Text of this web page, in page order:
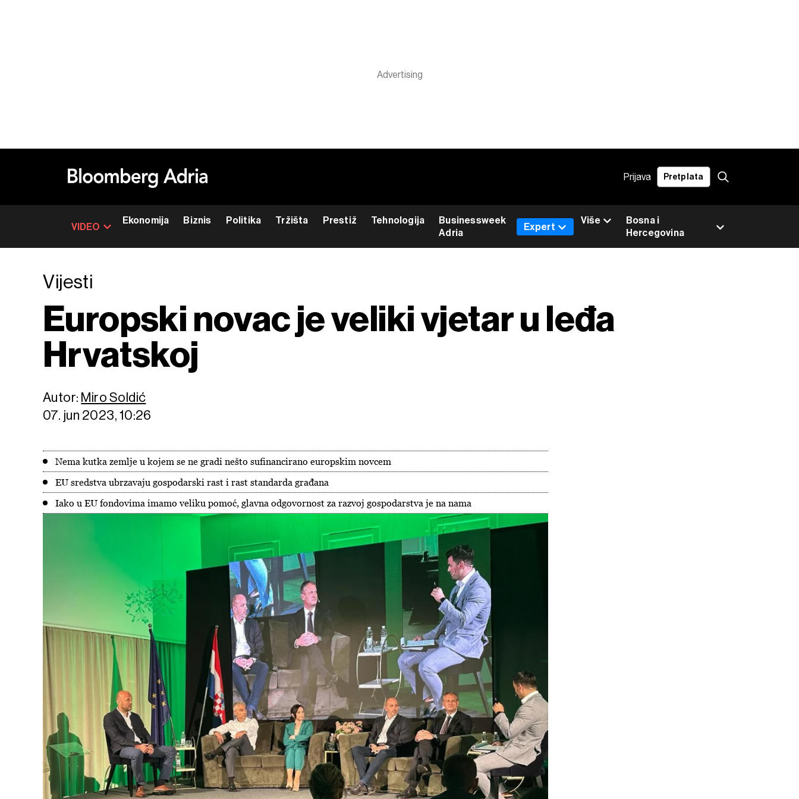
Prijava Pretplata
VIDEO
Ekonomija Biznis Politika Tržišta Prestiž Tehnologija
Businessweek
Adria
Bosna i
Hercegovina
Expert
Više
Vijesti
Europski novac je veliki vjetar u leđa
Hrvatskoj
Autor: Miro Soldić
07. jun 2023, 10:26
Nema kutka zemlje u kojem se ne gradi nešto sufinancirano europskim novcem
EU sredstva ubrzavaju gospodarski rast i rast standarda građana
Iako u EU fondovima imamo veliku pomoć, glavna odgovornost za razvoj gospodarstva je na nama